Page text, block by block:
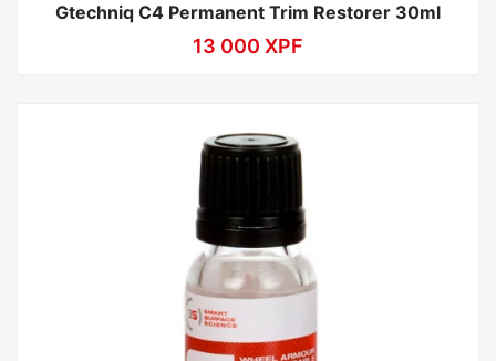
Gtechniq C4 Permanent Trim Restorer 30ml
13 000 XPF